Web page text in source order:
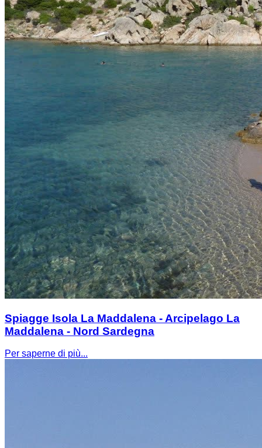
Spiagge Isola La Maddalena - Arcipelago La
Maddalena - Nord Sardegna
Per saperne di più...